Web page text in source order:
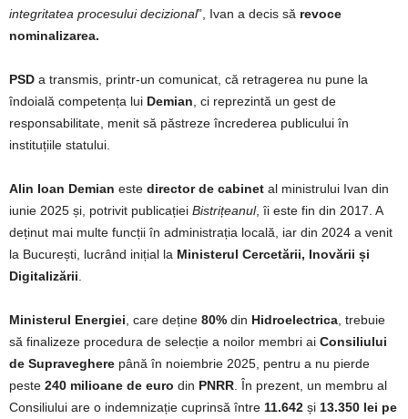
integritatea procesului decizional”, Ivan a decis să revoce
nominalizarea.
PSD a transmis, printr-un comunicat, că retragerea nu pune la
îndoială competența lui Demian , ci reprezintă un gest de
responsabilitate, menit să păstreze încrederea publicului în
instituțiile statului.
Alin Ioan Demian este director de cabinet al ministrului Ivan din
iunie 2025 și, potrivit publicației Bistrițeanul, îi este fin din 2017. A
deținut mai multe funcții în administrația locală, iar din 2024 a venit
la București, lucrând inițial la Ministerul Cercetării, Inovării și
Digitalizării
Ministerul Energiei , care deține 80% din Hidroelectrica , trebuie
să finalizeze procedura de selecție a noilor membri ai Consiliului
de Supraveghere până în noiembrie 2025, pentru a nu pierde
peste 240 milioane de euro din PNRR . În prezent, un membru al
Consiliului are o indemnizație cuprinsă între 11.642 și 13.350 lei pe